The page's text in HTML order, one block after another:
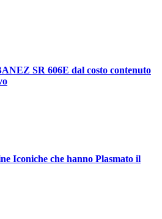
SR 606E dal costo contenuto
Iconiche che hanno Plasmato il